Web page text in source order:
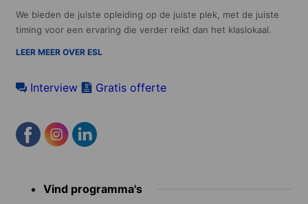
We bieden de juiste opleiding op de juiste plek, met de juiste
timing voor een ervaring die verder reikt dan het klaslokaal.
LEER MEER OVER ESL
Interview Gratis offerte
menuVind programma's